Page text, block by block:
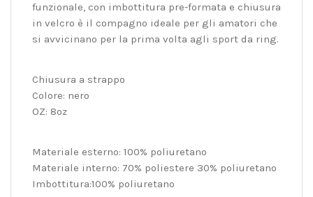
funzionale, con imbottitura pre-formata e chiusura
in velcro è il compagno ideale per gli amatori che
si avvicinano per la prima volta agli sport da ring.
Chiusura a strappo
Colore: nero
OZ: 8oz
Materiale esterno: 100% poliuretano
Materiale interno: 70% poliestere 30% poliuretano
Imbottitura:100% poliuretano